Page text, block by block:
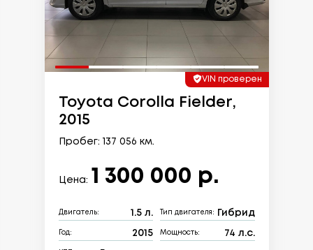
VIN проверен
Toyota Corolla Fielder,
2015
Пробег: 137 056 км.
Цена: 1 300 000 р.
Двигатель: 1.5 л. Тип двигателя: Гибрид
Год: 2015 Мощность: 74 л.с.